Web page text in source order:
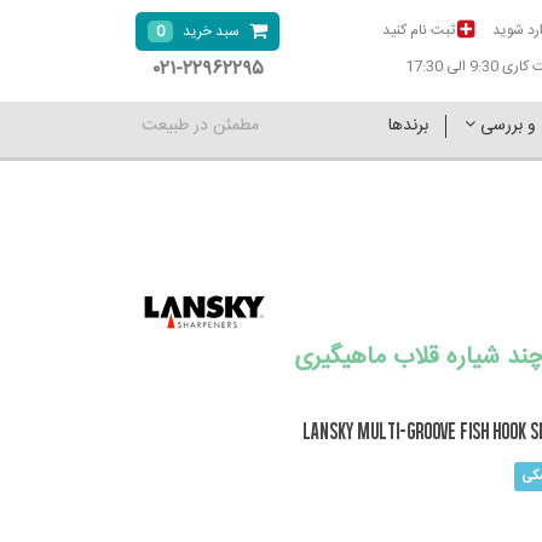
شوید
ثبت نام کنید
الی 17:30
سبد خرید 0
۰۲۱-۲۲۹۶۲۲۹۵
و بررسی برندها مطمئن در طبیعت
شیاره قلاب ماهیگیری
LANSKY Multi-Groove Fish Hook